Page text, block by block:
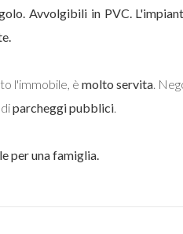
Avvolgibili in PVC.
l'immobile, èmolto servita.
parcheggi pubblici.
per una famiglia.